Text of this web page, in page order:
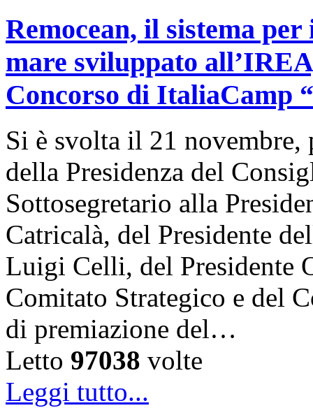
Remocean, il sistema
mare sviluppato
Concorso di ItaliaCamp
Si è svolta il 21 novembre,
della Presidenza del
Sottosegretario alla
Catricalà, del Presidente
Luigi Celli, del Presidente
Comitato Strategico e del
di premiazione del…
Letto 97038 volte
Leggi tutto...